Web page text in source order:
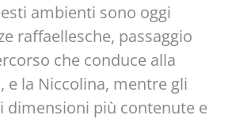
ambienti sono oggi
raffaellesche, passaggio
che conduce alla
e la Niccolina, mentre gli
dimensioni più contenute e